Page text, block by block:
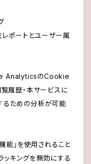
ポートとユーザー属
AnalyticsのCookie
覧履歴・本サービスに
るための分析が可能
」を使用されること
ッキングを無効にする